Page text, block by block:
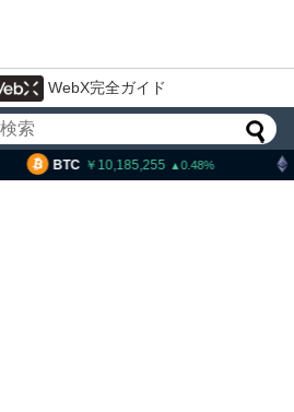
WebX完全ガイド
10,185,255 0.48